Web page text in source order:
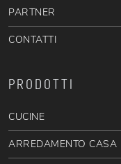
PARTNER
CONTATTI
PRODOTTI
CUCINE
ARREDAMENTO CASA